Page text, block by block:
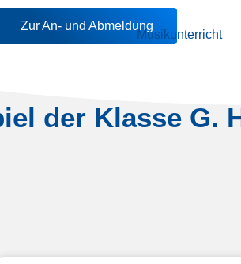
Zur An- und Abmeldung
Musikunterricht
der Klasse G.